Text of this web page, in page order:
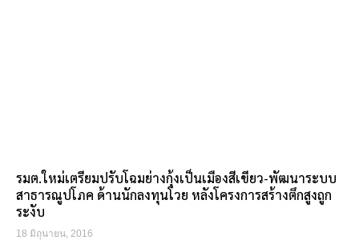
รมต.ใหม่เตรียมปรับโฉมย่างกุ้งเป็นเมืองสีเขียว-พัฒนาระบบ
สาธารณูปโภค ด้านนักลงทุนโวย หลังโครงการสร้างตึกสูงถูก
ระงับ
18 มิถุนายน, 2016